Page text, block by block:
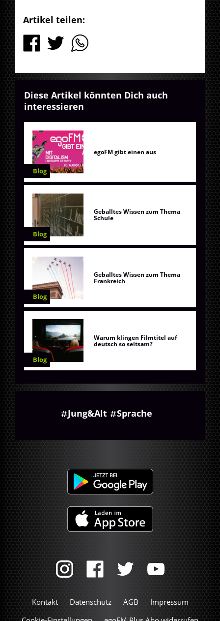
Artikel teilen:
Diese Artikel könnten Dich auch
interessieren
Blog
egoFM gibt einen aus
Blog
Geballtes Wissen zum Thema
Schule
Blog
Geballtes Wissen zum Thema
Frankreich
Blog
Warum klingen Filmtitel auf
deutsch so seltsam?
Jung&Alt Sprache
Kontakt Datenschutz AGB
Impressum